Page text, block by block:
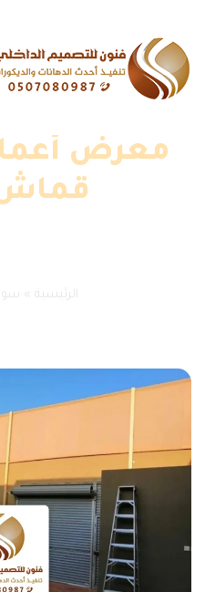
معرض
الرئيسية »